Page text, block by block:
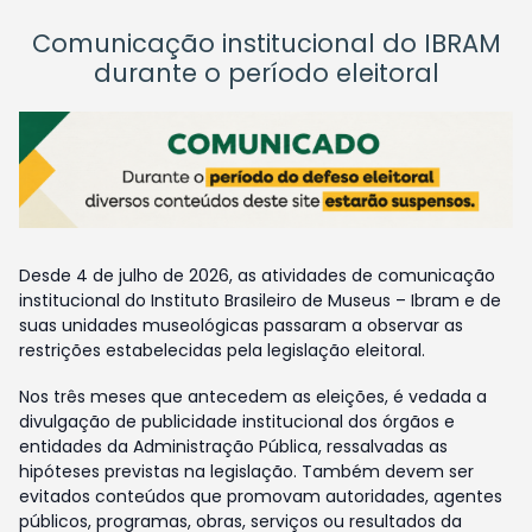
Comunicação institucional do IBRAM
durante o período eleitoral
Desde 4 de julho de 2026, as atividades de comunicação
institucional do Instituto Brasileiro de Museus – Ibram e de
suas unidades museológicas passaram a observar as
restrições estabelecidas pela legislação eleitoral.
Nos três meses que antecedem as eleições, é vedada a
divulgação de publicidade institucional dos órgãos e
entidades da Administração Pública, ressalvadas as
hipóteses previstas na legislação. Também devem ser
evitados conteúdos que promovam autoridades, agentes
públicos, programas, obras, serviços ou resultados da